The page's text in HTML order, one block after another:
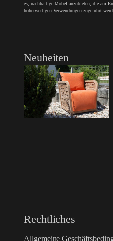
es, nachhaltige Möbel anzubieten, die am
höherwertigen Verwendungen zugeführt
Neuheiten
Rechtliches
Allgemeine